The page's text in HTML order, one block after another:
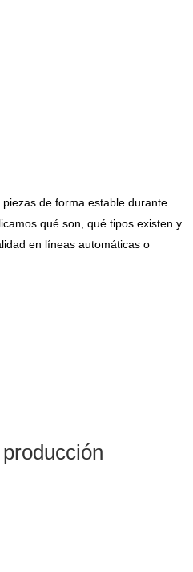
de forma estable durante
qué son, qué tipos existen y
en líneas automáticas o